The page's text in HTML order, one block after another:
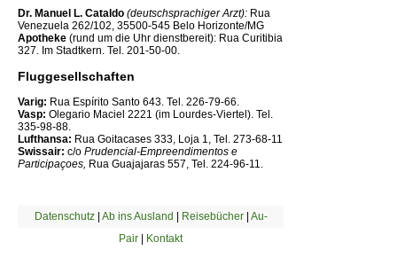
Dr. Manuel L. Cataldo (deutschsprachiger Arzt): Rua
Venezuela 262/102, 35500-545 Belo Horizonte/MG
Apotheke (rund um die Uhr dienstbereit): Rua Curitibia
327. Im Stadtkern. Tel. 201-50-00.
Fluggesellschaften
Varig: Rua Espírito Santo 643. Tel. 226-79-66.
Vasp: Olegario Maciel 2221 (im Lourdes-Viertel). Tel.
335-98-88.
Lufthansa: Rua Goitacases 333, Loja 1, Tel. 273-68-11
Swissair: c/o Prudencial-Empreendimentos e
Participaçoes, Rua Guajajaras 557, Tel. 224-96-11.
Datenschutz| Ab ins Ausland | Reisebücher| Au-
Pair | Kontakt